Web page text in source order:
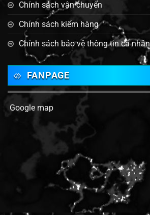
Chính sách vận chuyển
Chính sách kiểm hàng
Chính sách bảo vệ thông tin cá nhân
FANPAGE
Google map